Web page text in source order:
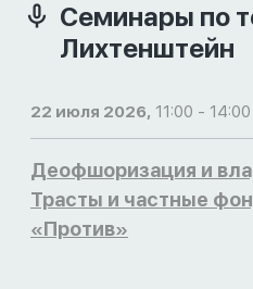
Семинары по
Лихтенштейн
22 июля 2026, 11:00 - 14:00
Деофшоризация и
Трасты и частные
«Против»